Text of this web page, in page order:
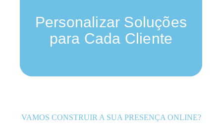
Personalizar Soluções
para Cada Cliente
garantindo resultados que atendem às suas
expectativas e objetivos.
VAMOS CONSTRUIR A SUA PRESENÇA ONLINE?